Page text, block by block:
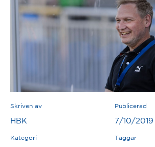
Skriven av
HBK
Publicerad
7/10/2019
Kategori Taggar